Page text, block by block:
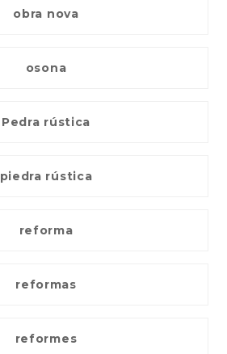
obra nova
osona
Pedra rústica
piedra rústica
reforma
reformas
reformes